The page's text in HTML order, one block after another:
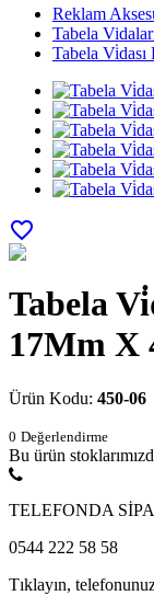
Reklam
Tabela
Tabela
favorite_border
Tabela
17Mm X
Ürün Kodu: 450-06
0 Değerlendirme
Bu ürün
TELEFONDA
0544 222 58 58
Tıklayın,